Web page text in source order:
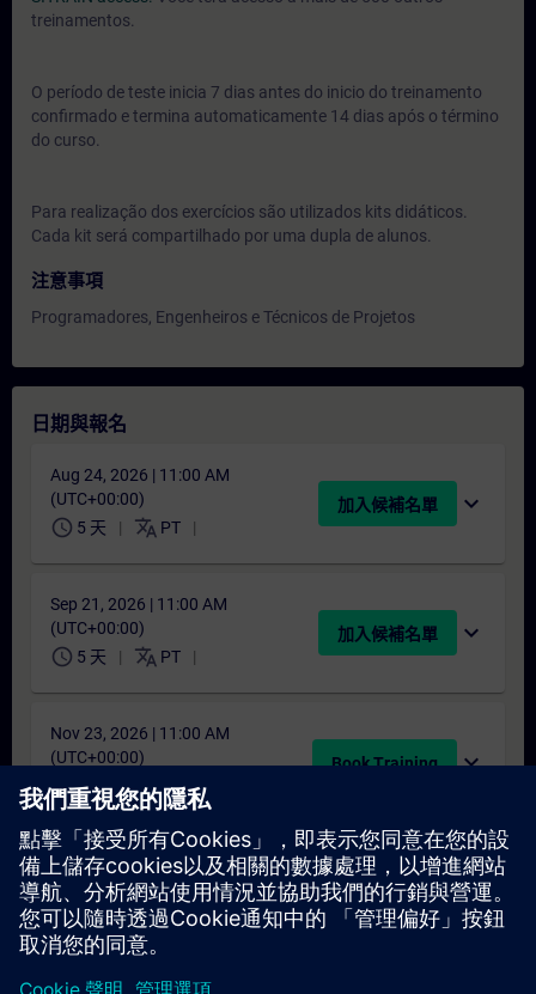
treinamentos.
O período de teste inicia 7 dias antes do inicio do treinamento
confirmado e termina automaticamente 14 dias após o término
do curso.
Para realização dos exercícios são utilizados kits didáticos.
Cada kit será compartilhado por uma dupla de alunos.
注意事項
Programadores, Engenheiros e Técnicos de Projetos
日期與報名
Aug 24, 2026 | 11:00 AM
(UTC+00:00)
schedule 5 天 translate PT
加入候補名單 expand_more
Sep 21, 2026 | 11:00 AM
(UTC+00:00)
schedule 5 天 translate PT
加入候補名單 expand_more
Nov 23, 2026 | 11:00 AM
(UTC+00:00)
schedule5 天 translate PT
Book Training expand_more
找不到合適的日期嗎？
請將您的姓名加入課程候補名單，一旦有新的開課日期，我們將
通知您。
啟用通知服務